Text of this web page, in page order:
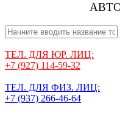
ТЕЛ. ДЛЯ ЮР. ЛИЦ:
+7 (927) 114-59-32
ТЕЛ. ДЛЯ ФИЗ. ЛИЦ:
+7 (937) 266-46-64